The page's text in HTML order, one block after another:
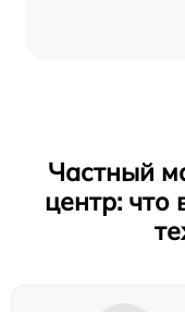
Частный
центр: что